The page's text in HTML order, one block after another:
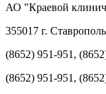
АО "Краевой
355017 г.
(8652) 951-951,
(8652) 951-951,